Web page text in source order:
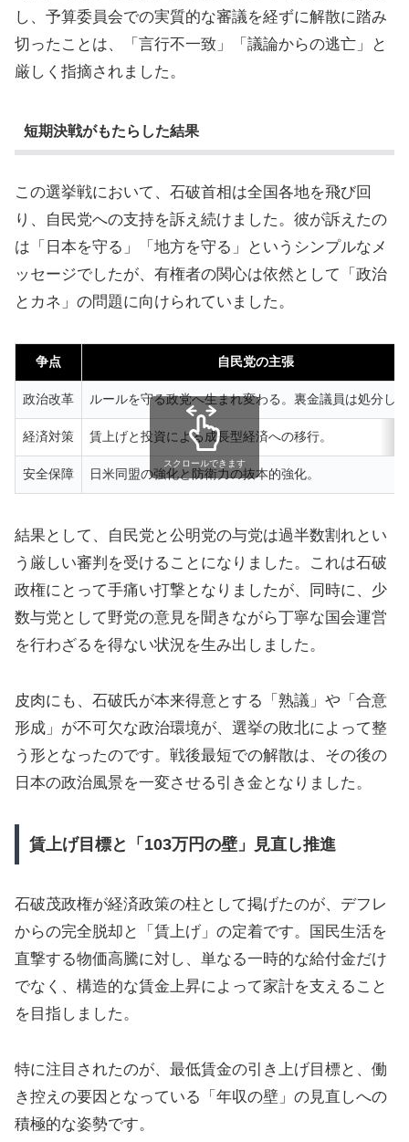
し、予算委員会での実質的な審議を経ずに解散に踏み
切ったことは、「言行不一致」「議論からの逃亡」と
厳しく指摘されました。
短期決戦がもたらした結果
この選挙戦において、石破首相は全国各地を飛び回
り、自民党への支持を訴え続けました。彼が訴えたの
は「日本を守る」「地方を守る」というシンプルなメ
ッセージでしたが、有権者の関心は依然として「政治
とカネ」の問題に向けられていました。
争点 自民党の主張
政治改革 ルールを守る政党へ生まれ変わる。裏金議員は処分し
経済対策 賃上げと投資による成長型経済への移行。
安全保障 日米同盟の強化と防衛力の抜本的強化。
スクロールできます
結果として、自民党と公明党の与党は過半数割れとい
う厳しい審判を受けることになりました。これは石破
政権にとって手痛い打撃となりましたが、同時に、少
数与党として野党の意見を聞きながら丁寧な国会運営
を行わざるを得ない状況を生み出しました。
皮肉にも、石破氏が本来得意とする「熟議」や「合意
形成」が不可欠な政治環境が、選挙の敗北によって整
う形となったのです。戦後最短での解散は、その後の
日本の政治風景を一変させる引き金となりました。
賃上げ目標と「103万円の壁」見直し推進
石破茂政権が経済政策の柱として掲げたのが、デフレ
からの完全脱却と「賃上げ」の定着です。国民生活を
直撃する物価高騰に対し、単なる一時的な給付金だけ
でなく、構造的な賃金上昇によって家計を支えること
を目指しました。
特に注目されたのが、最低賃金の引き上げ目標と、働
き控えの要因となっている「年収の壁」の見直しへの
積極的な姿勢です。